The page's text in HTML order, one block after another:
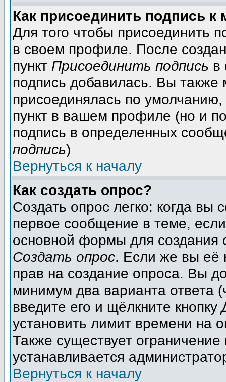
Как присоединить подпись
Для того чтобы присоединить
в своем профиле. После
пункт Присоединить подпись в
подпись добавилась. Вы также
присоединялась по
пункт в вашем профиле (но и
подпись в определенных
подпись)
Вернуться к началу
Как создать опрос?
Создать опрос легко: когда вы
первое сообщение в теме,
основной формы для
Создать опрос. Если же вы её
прав на создание опроса. Вы
минимум два варианта ответа
введите его и щёлкните кнопку
установить лимит времени на
Также существует
устанавливается
Вернуться к началу